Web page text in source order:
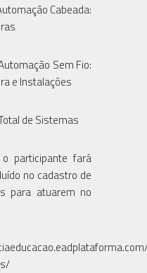
Cabeada:
Sem Fio:
e Instalações
de Sistemas
participante fará
no cadastro de
para atuarem no